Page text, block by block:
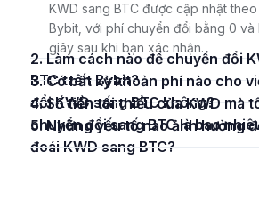
KWD sang BTC được cập nhật
Bybit, với phí chuyển đổi bằng 0
giây sau khi bạn xác nhận.
2. Làm cách nào để chuyển đổi KWD sang
BTC trên Bybit?
3. Có bất kỳ khoản phí nào cho việc chuyển
đổi KWD sang BTC không?
4. Số tiền tối thiểu của KWD mà tôi có thể
chuyển đổi sang BTC là bao
5. Những yếu tố nào ảnh hưởng đến tỷ giá hối
đoái KWD sang BTC?